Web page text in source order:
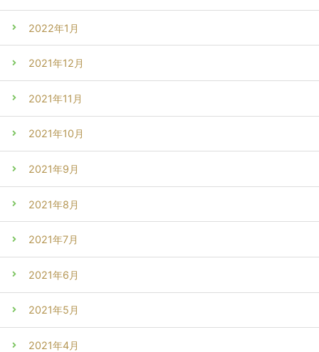
2022年1月
2021年12月
2021年11月
2021年10月
2021年9月
2021年8月
2021年7月
2021年6月
2021年5月
2021年4月